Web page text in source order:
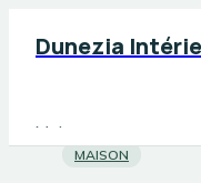
Dunezia
Maison
MAISON